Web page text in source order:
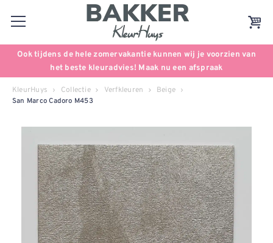
Ook tijdens de hele zomervakantie kunnen wij je voorzien van
het beste kleuradvies! Maak nu een afspraak
KleurHuys Collectie Verfkleuren Beige
San Marco Cadoro M453